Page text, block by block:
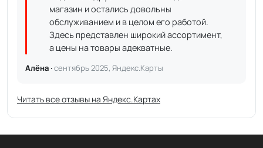
магазин и остались довольны
обслуживанием и в целом его работой.
Здесь представлен широкий ассортимент,
а цены на товары адекватные.
Алёна ·сентябрь 2025, Яндекс.Карты
Читать все отзывы на Яндекс.Картах